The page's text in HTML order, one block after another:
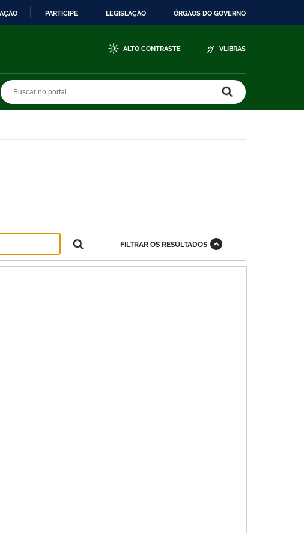
PARTICIPE LEGISLAÇÃO ÓRGÃOS DO GOVERNO
ALTO CONTRASTE VLIBRAS
FILTRAR OS RESULTADOS